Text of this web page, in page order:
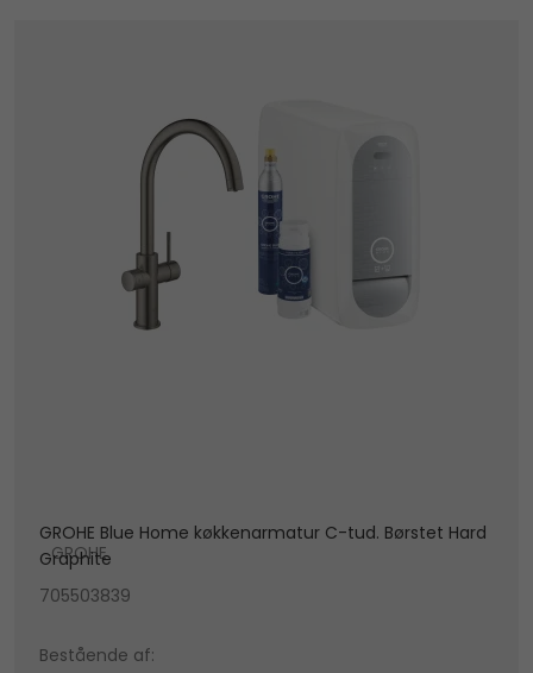
GROHE Blue Home køkkenarmatur C-tud. Børstet Hard
Graphite
GROHE
705503839
Bestående af: